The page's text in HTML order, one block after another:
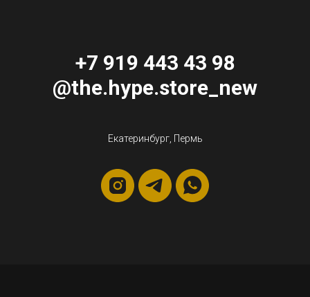
+7 919 443 43 98
@the.hype.store_new
Екатеринбург, Пермь